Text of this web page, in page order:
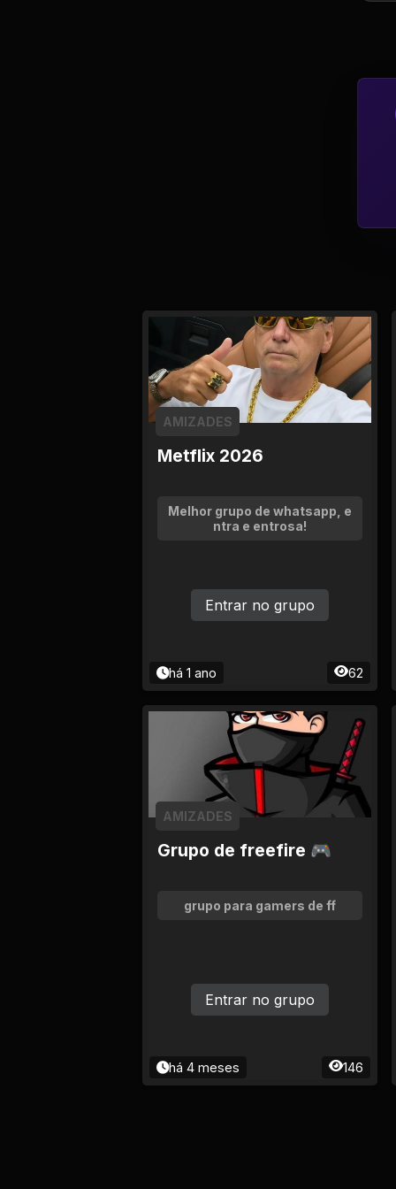
Metflix 2026
AMIZADES
Melhor grupo de whatsapp, e
ntra e entrosa!
há 1 ano 62
Entrar no grupo
Grupo de freefire 🎮
AMIZADES
grupo para gamers de ff
há 4 meses 146
Entrar no grupo